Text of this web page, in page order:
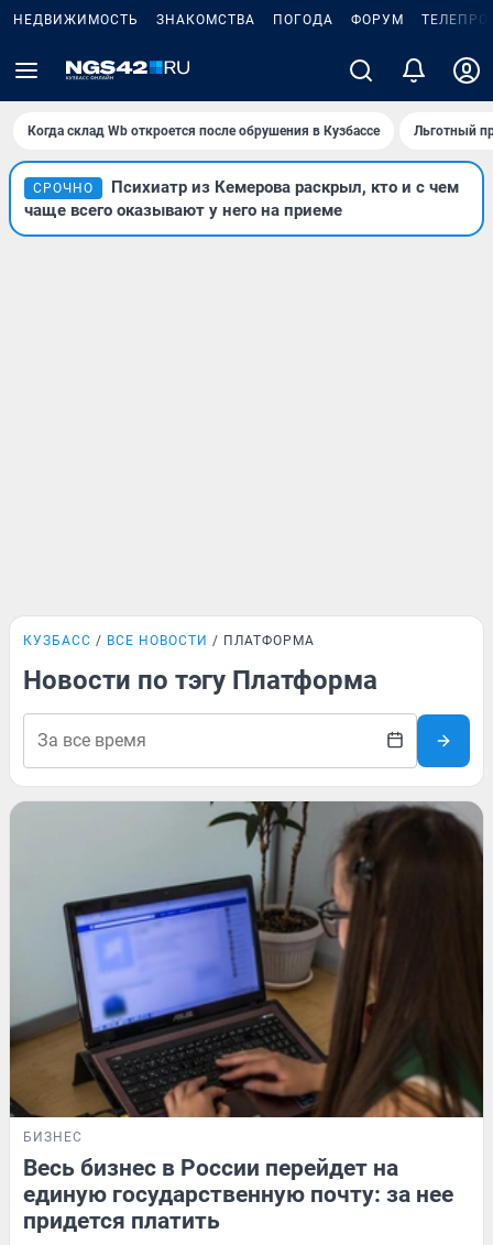
НЕДВИЖИМОСТЬ ЗНАКОМСТВА ПОГОДА ФОРУМ
Когда склад Wb откроется после обрушения в Кузбассе Льготный
СРОЧНО
Психиатр из Кемерова раскрыл, кто и с чем
чаще всего оказывают у него на приеме
КУЗБАСС ВСЕ НОВОСТИ ПЛАТФОРМА
Новости по тэгу Платформа
БИЗНЕС
Весь бизнес в России перейдет на
единую государственную почту: за нее
придется платить